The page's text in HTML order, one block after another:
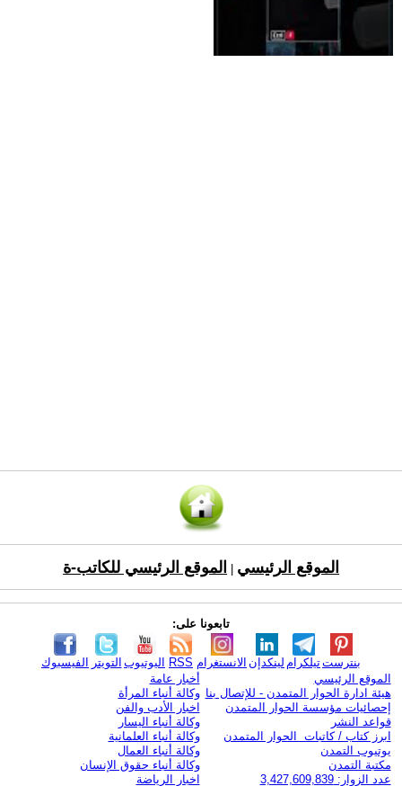
الموقع الرئيسي الموقع الرئيسي للكاتب-ة
تابعونا على:
الفيسبوك التويتر اليوتيوب RSS الانستغرام لينكدإن تيلكرامبنترست
الموقع الرئيسي
هيئة ادارة الحوار المتمدن - للإتصال بنا
إحصائيات مؤسسة الحوار المتمدن
قواعد النشر
ابرز كتاب / كاتبات الحوار المتمدن
يوتيوب التمدن
مكتبة التمدن
عدد الزوار: 3,427,609,839
أخبار عامة
وكالة أنباء المرأة
اخبار الأدب والفن
وكالة أنباء اليسار
وكالة أنباء العلمانية
وكالة أنباء العمال
وكالة أنباء حقوق الإنسان
اخبار الرياضة